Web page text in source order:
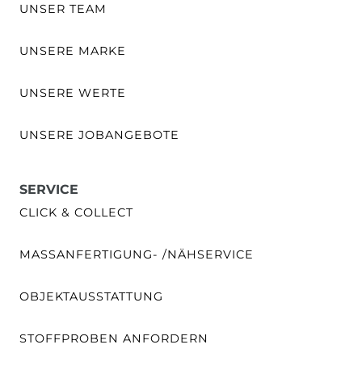
UNSER TEAM
UNSERE MARKE
UNSERE WERTE
UNSERE JOBANGEBOTE
SERVICE
CLICK & COLLECT
MASSANFERTIGUNG- /NÄHSERVICE
OBJEKTAUSSTATTUNG
STOFFPROBEN ANFORDERN